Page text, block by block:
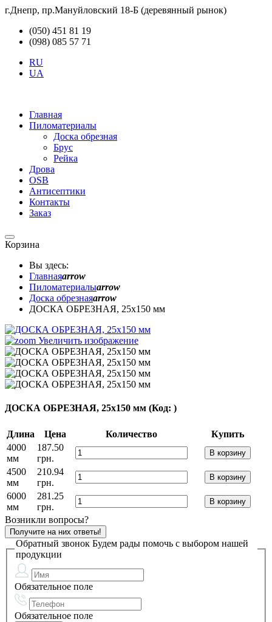
г.Днепр, пр.Мануйловский 18-Б (деревянный рынок)
(050) 451 81 19
(098) 085 57 71
RU
UA
Главная
Пиломатериалы
Доска обрезная
Брус
Рейка
Дрова
OSB
Антисептики
Контакты
Заказ
Корзина
Вы здесь:
Главнаяarrow
Пиломатериалыarrow
Доска обрезнаяarrow
ДОСКА ОБРЕЗНАЯ, 25х150 мм
Увеличить изображение
ДОСКА ОБРЕЗНАЯ, 25х150 мм (Код: )
Длина Цена Количество
Купить
4000
мм
187.50
грн.
В корзину
4500
мм
210.94
грн.
В корзину
6000
мм
281.25
грн.
В корзину
Возникли вопросы?
Получите на них ответы!
Обратный звонок Будем рады помочь с выбором нашей
продукции
Обязательное поле
Обязательное поле